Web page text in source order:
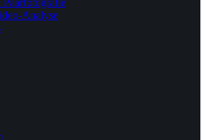
Analyse